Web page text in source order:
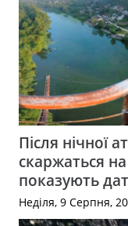
Після нічної
скаржаться
показують
Неділя, 9 Серпня,